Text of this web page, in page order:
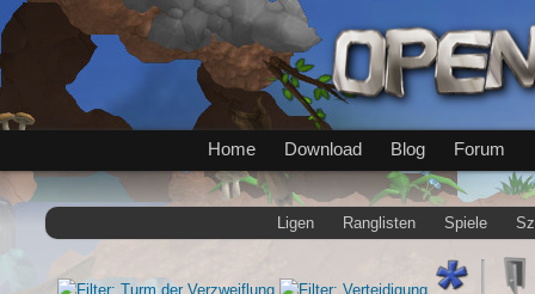
Home Download Blog Forum
Ligen Ranglisten Spiele